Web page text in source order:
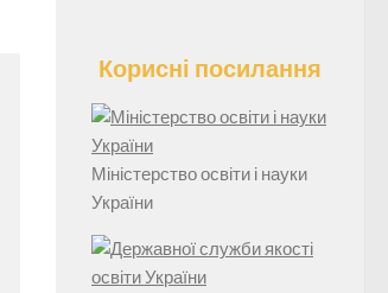
Корисні посилання
Міністерство освіти і науки
України